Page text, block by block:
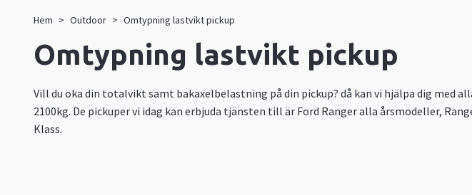
Hem Outdoor Omtypning lastvikt pickup
Omtypning lastvikt pickup
Vill du öka din totalvikt samt bakaxelbelastning på din pickup? då kan vi hjälpa dig
2100kg. De pickuper vi idag kan erbjuda tjänsten till är Ford Ranger alla årsmodeller,
Klass.